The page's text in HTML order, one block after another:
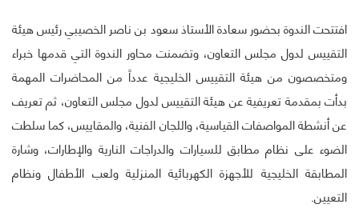
افتتحت الندوة بحضور سعادة الأستاذ سعود بن ناصر الخصيبي رئيس هيئة
التقييس لدول مجلس التعاون، وتضمنت محاور الندوة التي قدمها خبراء
ومتخصصون من هيئة التقييس الخليجية عدداً من المحاضرات المهمة
بدأت بمقدمة تعريفية عن هيئة التقييس لدول مجلس التعاون، ثم تعريف
عن أنشطة المواصفات القياسية، واللجان الفنية، والمقاييس، كما سلطت
الضوء على نظام مطابق للسيارات والدراجات النارية والإطارات، وشارة
المطابقة الخليجية للأجهزة الكهربائية المنزلية ولعب الأطفال ونظام
التعيين.